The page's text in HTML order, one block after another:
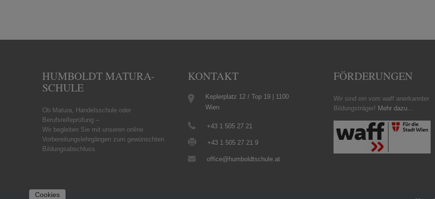
HUMBOLDT MATURA-
SCHULE
Ob Matura, Handelsschule oder
Berufsreifeprüfung –
Wir begleiten Sie mit unseren online
Vorbereitungslehrgängen zum gewünschten
Bildungsabschluss.
KONTAKT
Keplerplatz 12 / Top 19 | 1100
Wien
+43 1 505 27 21
+43 1 505 27 21 9
office@humboldtschule.at
FÖRDERUNGEN
Wir sind ein vom waff anerkannter
Bildungsträger! Mehr dazu...
Cookies